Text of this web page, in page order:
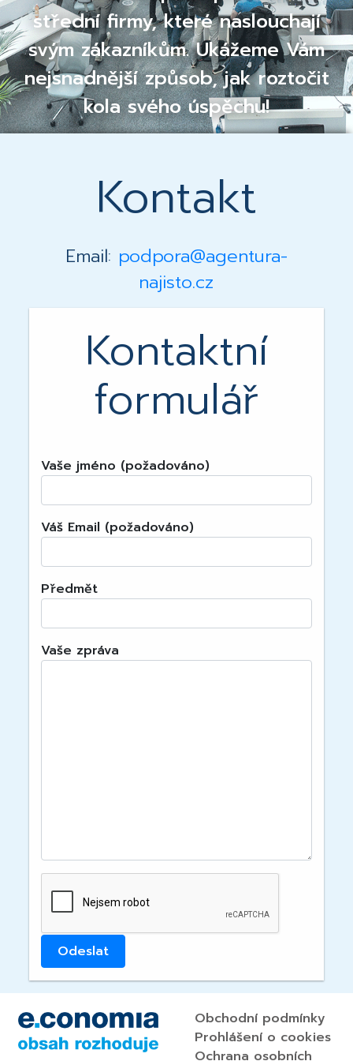
střední firmy, které naslouchají
svým zákazníkům. Ukážeme Vám
nejsnadnější způsob, jak roztočit
kola svého úspěchu!
Kontakt
Email: podpora@agentura-
najisto.cz
Kontaktní
formulář
Vaše jméno (požadováno)
Váš Email (požadováno)
Předmět
Vaše zpráva
Obchodní podmínky
Prohlášení o cookies
Ochrana osobních